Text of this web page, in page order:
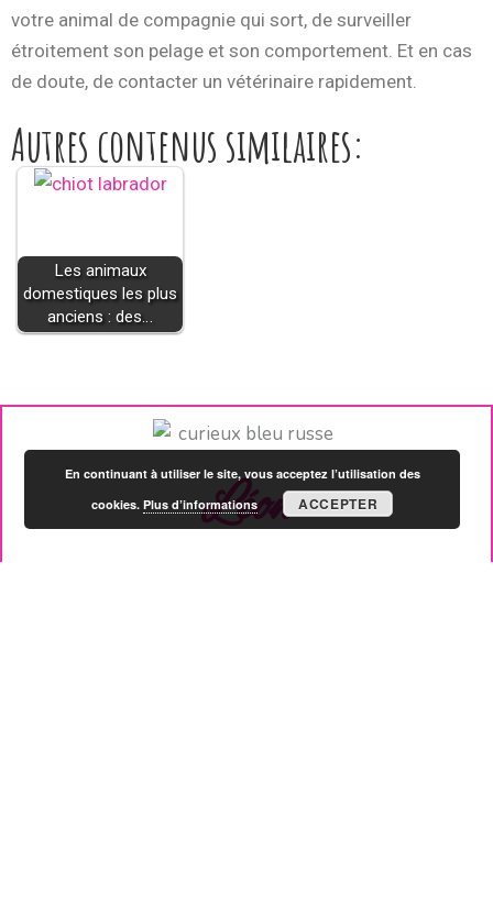
votre animal de compagnie qui sort, de surveiller
étroitement son pelage et son comportement. Et en cas
de doute, de contacter un vétérinaire rapidement.
Autres contenus similaires:
Les animaux
domestiques les plus
anciens : des…
Léon
En continuant à utiliser le site, vous acceptez l’utilisation des
cookies.Plus d’informations ACCEPTER